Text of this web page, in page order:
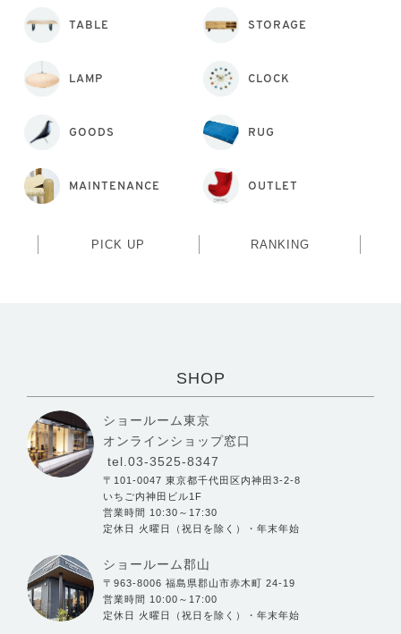
TABLE STORAGE
LAMP CLOCK
GOODS RUG
MAINTENANCE OUTLET
PICK UP RANKING
SHOP
ショールーム東京
オンラインショップ窓口
tel.03-3525-8347
〒101-0047 東京都千代田区内神田3-2-8
いちご内神田ビル1F
営業時間 10:30～17:30
定休日 火曜日（祝日を除く）・年末年始
ショールーム郡山
〒963-8006 福島県郡山市赤木町 24-19
営業時間 10:00～17:00
定休日 火曜日（祝日を除く）・年末年始